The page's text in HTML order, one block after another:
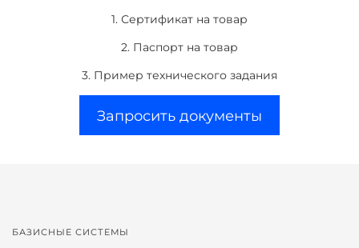
1. Сертификат на товар
2. Паспорт на товар
3. Пример технического задания
Запросить документы
БАЗИСНЫЕ СИСТЕМЫ